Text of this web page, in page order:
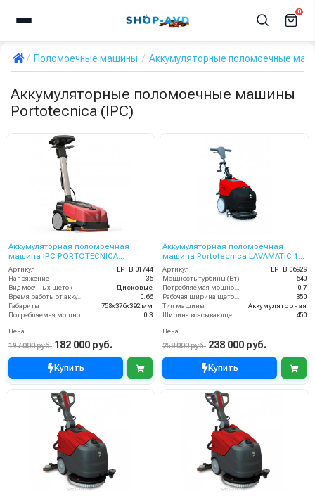
0
Поломоечные машины Аккумуляторные поломоечные
Аккумуляторные поломоечные машины
Portotecnica (IPC)
Аккумуляторная поломоечная
машина IPC PORTOTECNICA
LAVAMATIC 5 B 30
Артикул
LPTB 01744
Напряжение
36
Вид моечных щеток
Дисковые
Время работы от аккумуляторов (ч)
0.66
Габариты
758х376х392 мм
Потребляемая мощность (кВт)
0.3
Цена
197 000 руб. 182 000 руб.
Купить
Аккумуляторная поломоечная
машина Portotecnica LAVAMATIC 15
B 35 (LAVAMATIC 360 B)
Артикул
LPTB 06929
Мощность турбины (Вт)
640
Потребляемая мощность (кВт)
0.7
Рабочая ширина щеток (мм)
350
Тип машины
Аккумуляторная
Ширина всасывающей балки (мм)
450
Цена
258 000 руб. 238 000 руб.
Купить